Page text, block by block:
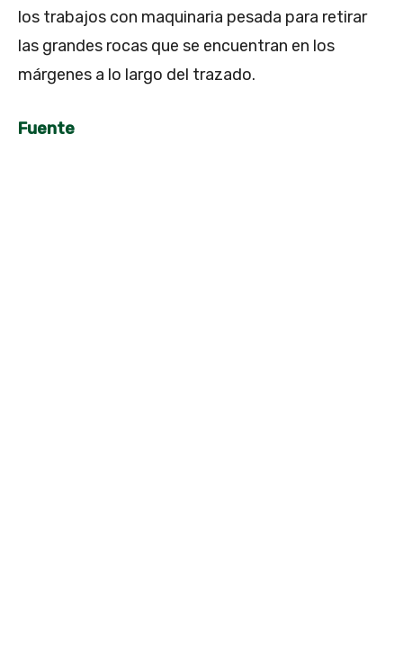
los trabajos con maquinaria pesada para retirar
las grandes rocas que se encuentran en los
márgenes a lo largo del trazado.
Fuente